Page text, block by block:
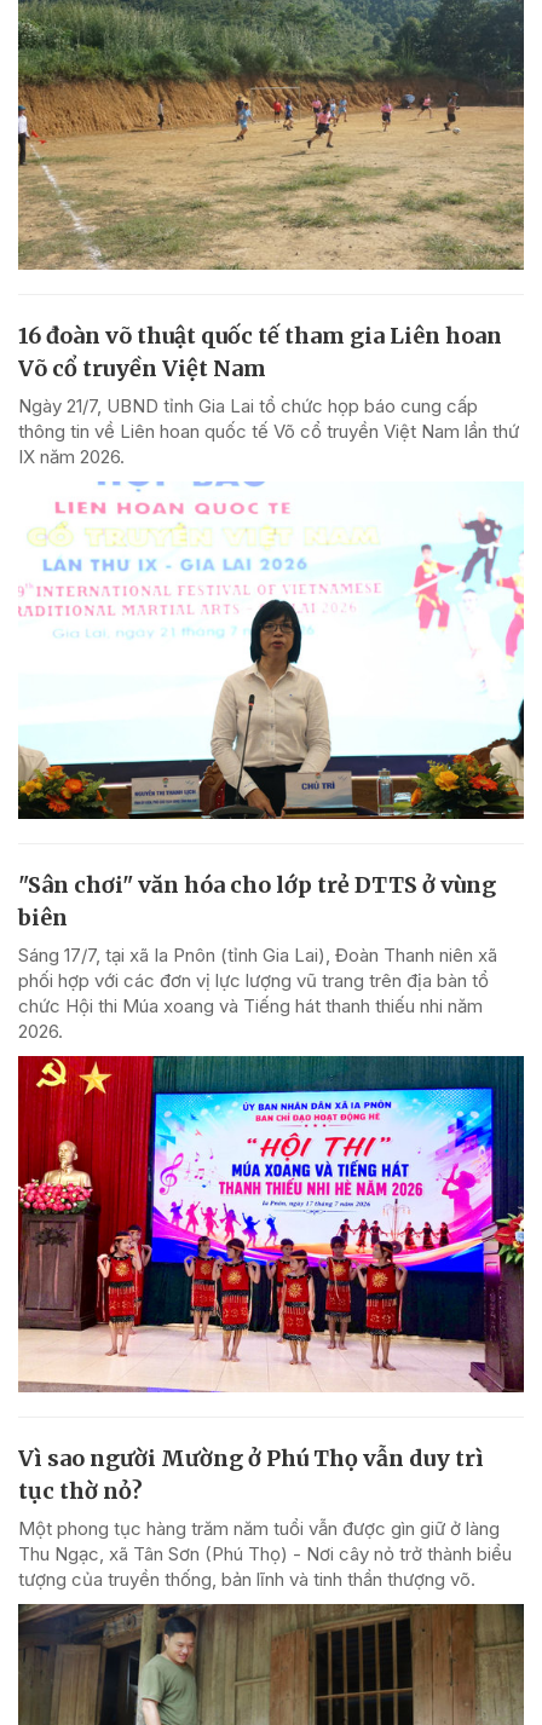
16 đoàn võ thuật quốc tế tham gia Liên hoan
Võ cổ truyền Việt Nam
Ngày 21/7, UBND tỉnh Gia Lai tổ chức họp báo cung cấp
thông tin về Liên hoan quốc tế Võ cổ truyền Việt Nam lần thứ
IX năm 2026.
"Sân chơi" văn hóa cho lớp trẻ DTTS ở vùng
biên
Sáng 17/7, tại xã Ia Pnôn (tỉnh Gia Lai), Đoàn Thanh niên xã
phối hợp với các đơn vị lực lượng vũ trang trên địa bàn tổ
chức Hội thi Múa xoang và Tiếng hát thanh thiếu nhi năm
2026.
Vì sao người Mường ở Phú Thọ vẫn duy trì
tục thờ nỏ?
Một phong tục hàng trăm năm tuổi vẫn được gìn giữ ở làng
Thu Ngạc, xã Tân Sơn (Phú Thọ) - Nơi cây nỏ trở thành biểu
tượng của truyền thống, bản lĩnh và tinh thần thượng võ.